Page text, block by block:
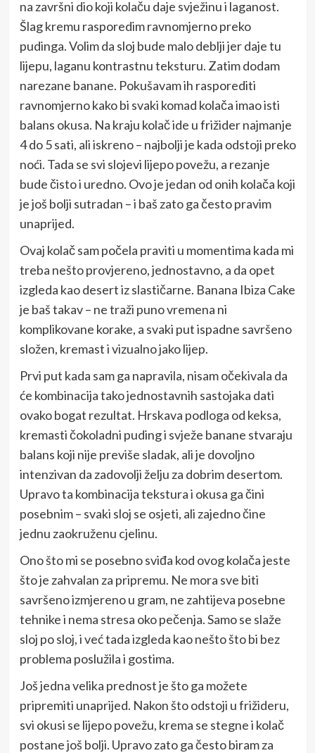
na završni dio koji kolaču daje svježinu i laganost.
Šlag kremu rasporedim ravnomjerno preko
pudinga. Volim da sloj bude malo deblji jer daje tu
lijepu, laganu kontrastnu teksturu. Zatim dodam
narezane banane. Pokušavam ih rasporediti
ravnomjerno kako bi svaki komad kolača imao isti
balans okusa. Na kraju kolač ide u frižider najmanje
4 do 5 sati, ali iskreno – najbolji je kada odstoji preko
noći. Tada se svi slojevi lijepo povežu, a rezanje
bude čisto i uredno. Ovo je jedan od onih kolača koji
je još bolji sutradan – i baš zato ga često pravim
unaprijed.
Ovaj kolač sam počela praviti u momentima kada mi
treba nešto provjereno, jednostavno, a da opet
izgleda kao desert iz slastičarne. Banana Ibiza Cake
je baš takav – ne traži puno vremena ni
komplikovane korake, a svaki put ispadne savršeno
složen, kremast i vizualno jako lijep.
Prvi put kada sam ga napravila, nisam očekivala da
će kombinacija tako jednostavnih sastojaka dati
ovako bogat rezultat. Hrskava podloga od keksa,
kremasti čokoladni puding i svježe banane stvaraju
balans koji nije previše sladak, ali je dovoljno
intenzivan da zadovolji želju za dobrim desertom.
Upravo ta kombinacija tekstura i okusa ga čini
posebnim – svaki sloj se osjeti, ali zajedno čine
jednu zaokruženu cjelinu.
Ono što mi se posebno sviđa kod ovog kolača jeste
što je zahvalan za pripremu. Ne mora sve biti
savršeno izmjereno u gram, ne zahtijeva posebne
tehnike i nema stresa oko pečenja. Samo se slaže
sloj po sloj, i već tada izgleda kao nešto što bi bez
problema poslužila i gostima.
Još jedna velika prednost je što ga možete
pripremiti unaprijed. Nakon što odstoji u frižideru,
svi okusi se lijepo povežu, krema se stegne i kolač
postane još bolji. Upravo zato ga često biram za